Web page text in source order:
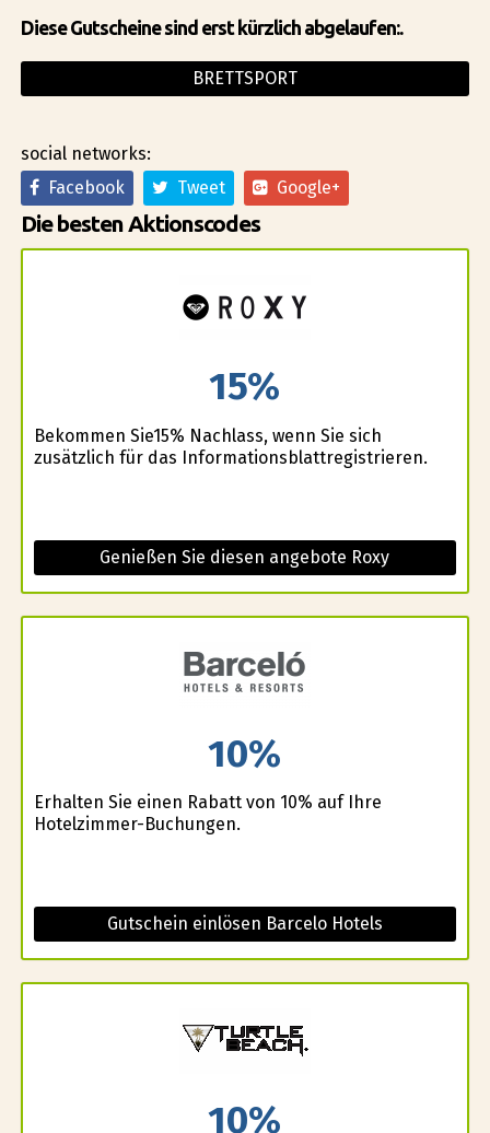
Diese Gutscheine sind erst kürzlich abgelaufen:.
BRETTSPORT
social networks:
Facebook
Tweet Google+
Die besten Aktionscodes
15%
Bekommen Sie15% Nachlass, wenn Sie sich
zusätzlich für das Informationsblattregistrieren.
Genießen Sie diesen angebote Roxy
10%
Erhalten Sie einen Rabatt von 10% auf Ihre
Hotelzimmer-Buchungen.
Gutschein einlösen Barcelo Hotels
10%